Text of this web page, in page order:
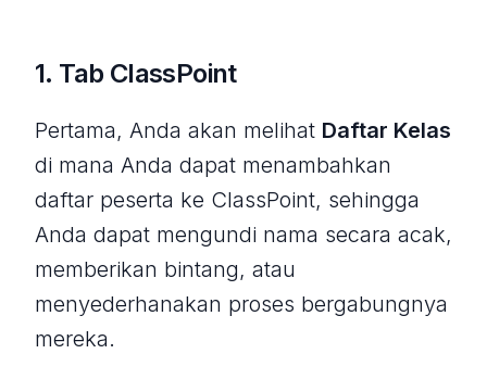
1. Tab ClassPoint
Pertama, Anda akan melihat Daftar Kelas
di mana Anda dapat menambahkan
daftar peserta ke ClassPoint, sehingga
Anda dapat mengundi nama secara acak,
memberikan bintang, atau
menyederhanakan proses bergabungnya
mereka.